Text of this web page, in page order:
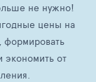
не нужно!
цены на
формировать
экономить от